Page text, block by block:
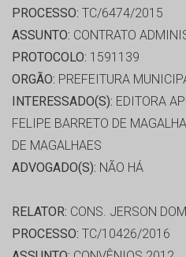
PROCESSO: TC/6474/2015
ASSUNTO: CONTRATO
PROTOCOLO: 1591139
ORGÃO: PREFEITURA
INTERESSADO(S): EDITORA
FELIPE BARRETO DE
DE MAGALHAES
ADVOGADO(S): NÃO HÁ
RELATOR: CONS. JERSON
PROCESSO: TC/10426/2016